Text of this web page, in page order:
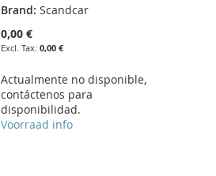
Brand: Scandcar
0,00 €
0,00 €
Actualmente no disponible,
contáctenos para
disponibilidad.
Voorraad info